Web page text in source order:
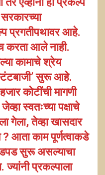
तर एव्हाना हा प्रकल्प
प्रगतीपथावर आहे.
करता आले नाही.
कामाचे श्रेय
सुरू आहे.
कोटींची मागणी
स्वतःच्या पक्षाचे
गेला, तेव्हा खासदार
आता काम पूर्णत्वाकडे
सुरू असल्याचा
ज्यांनी प्रकल्पाला